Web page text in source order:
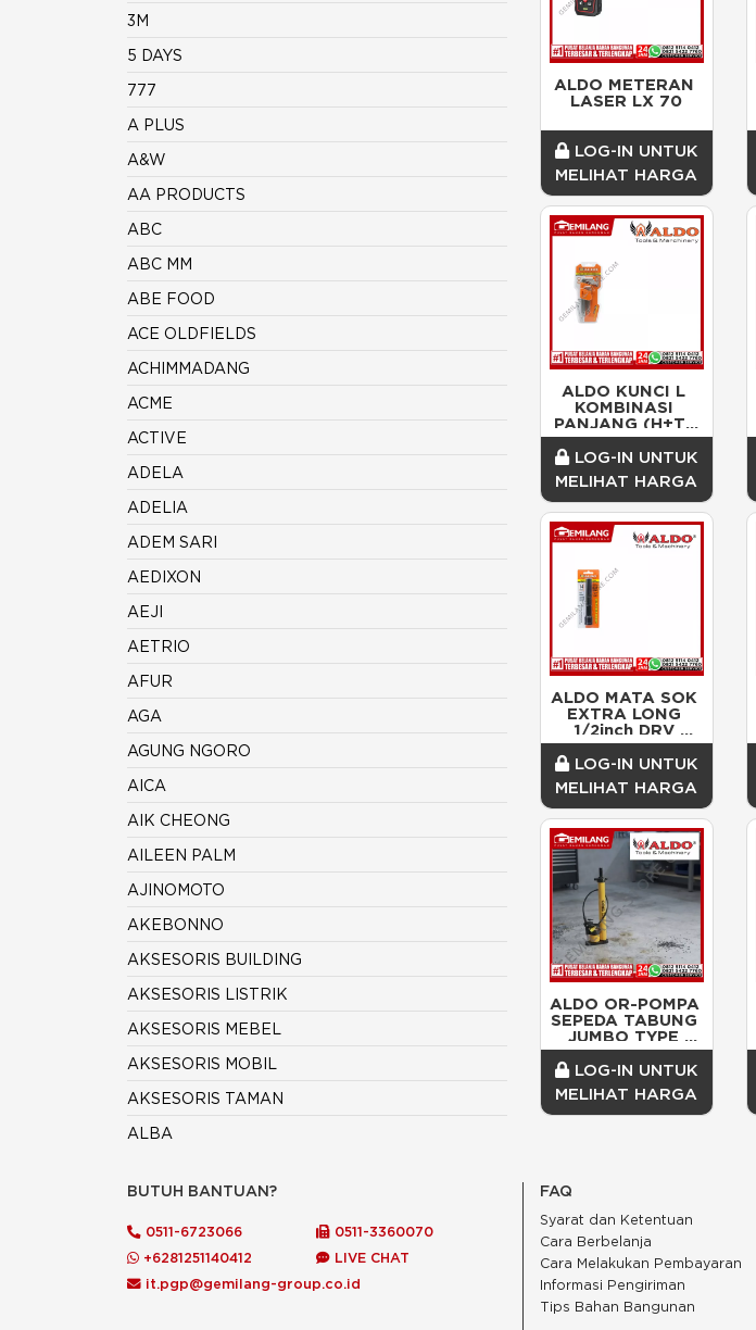
3M
5 DAYS
777
A PLUS
A&W
AA PRODUCTS
ABC
ABC MM
ABE FOOD
ACE OLDFIELDS
ACHIMMADANG
ACME
ACTIVE
ADELA
ADELIA
ADEM SARI
AEDIXON
AEJI
AETRIO
AFUR
AGA
AGUNG NGORO
AICA
AIK CHEONG
AILEEN PALM
AJINOMOTO
AKEBONNO
AKSESORIS BUILDING
AKSESORIS LISTRIK
AKSESORIS MEBEL
AKSESORIS MOBIL
AKSESORIS TAMAN
ALBA
ALDERON
ALDO
ALDO METERAN
LASER LX 70
LOG-IN UNTUK
MELIHAT HARGA
ALDO KUNCI L
KOMBINASI
PANJANG (H+T)
9pc
LOG-IN UNTUK
MELIHAT HARGA
ALDO MATA SOK
EXTRA LONG
1/2inch DRV
14mm
LOG-IN UNTUK
MELIHAT HARGA
ALDO OR-POMPA
SEPEDA TABUNG
JUMBO TYPE
3960 38-600mm
LOG-IN UNTUK
MELIHAT HARGA
BUTUH BANTUAN?
0511-6723066
0511-3360070
+6281251140412
LIVE CHAT
it.pgp@gemilang-group.co.id
FAQ
Syarat dan Ketentuan
Cara Berbelanja
Cara Melakukan Pembayaran
Informasi Pengiriman
Tips Bahan Bangunan